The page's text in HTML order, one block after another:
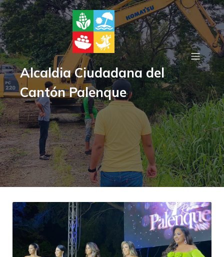
Alcaldia Ciudadana del
Cantón Palenque
Asides